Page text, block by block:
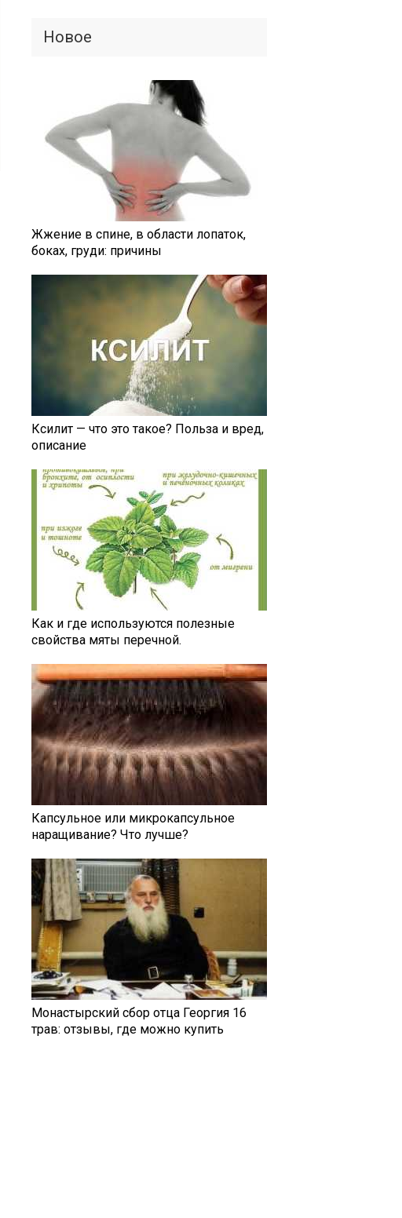
Новое
Жжение в спине, в области лопаток,
боках, груди: причины
Ксилит — что это такое? Польза и вред,
описание
Как и где используются полезные
свойства мяты перечной.
Капсульное или микрокапсульное
наращивание? Что лучше?
Монастырский сбор отца Георгия 16
трав: отзывы, где можно купить